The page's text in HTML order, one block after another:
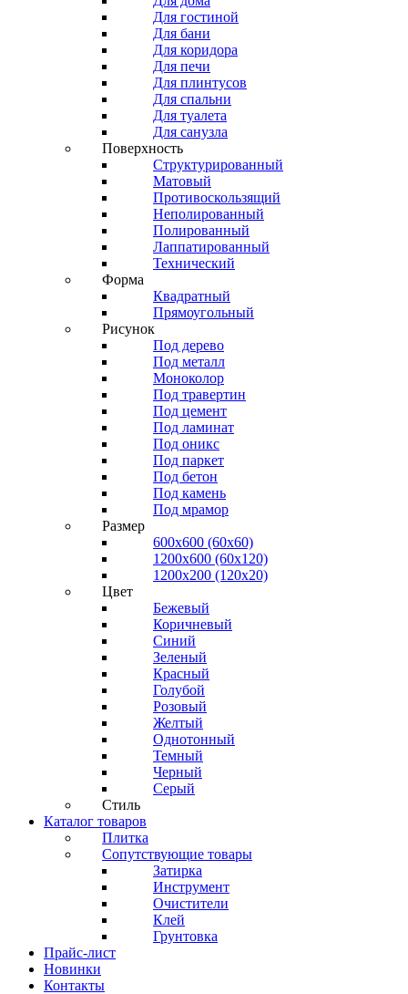
Для гостиной
Для бани
Для коридора
Для печи
Для плинтусов
Для спальни
Для туалета
Для санузла
Поверхность
Структурированный
Матовый
Противоскользящий
Неполированный
Полированный
Лаппатированный
Технический
Форма
Квадратный
Прямоугольный
Рисунок
Под дерево
Под металл
Моноколор
Под травертин
Под цемент
Под ламинат
Под оникс
Под паркет
Под бетон
Под камень
Под мрамор
Размер
600х600 (60х60)
1200х600 (60х120)
1200х200 (120x20)
Цвет
Бежевый
Коричневый
Синий
Зеленый
Красный
Голубой
Розовый
Желтый
Однотонный
Темный
Черный
Серый
Стиль
Каталог товаров
Плитка
Сопутствующие товары
Затирка
Инструмент
Очистители
Клей
Грунтовка
Прайс-лист
Новинки
Контакты